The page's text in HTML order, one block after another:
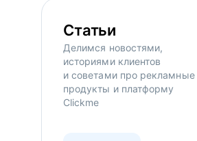
Статьи
Делимся новостями,
историями клиентов
и советами про рекламные
продукты и платформу
Clickme